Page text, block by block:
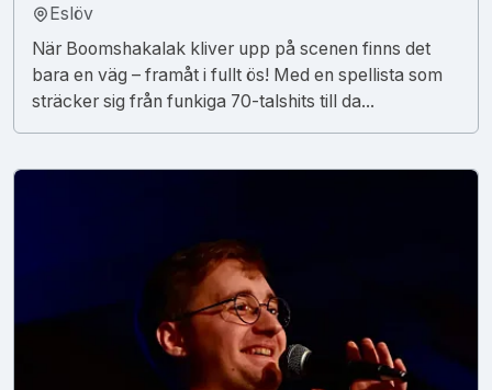
Eslöv
När Boomshakalak kliver upp på scenen finns det
bara en väg – framåt i fullt ös! Med en spellista som
sträcker sig från funkiga 70-talshits till da...